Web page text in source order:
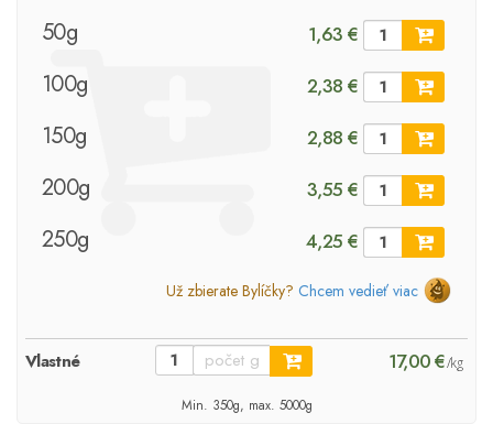
50g 1,63 €
100g 2,38 €
150g 2,88 €
200g 3,55 €
250g 4,25 €
Už zbierate Bylíčky? Chcem vedieť viac
Vlastné 17,00 €/kg
Min. 350g, max. 5000g